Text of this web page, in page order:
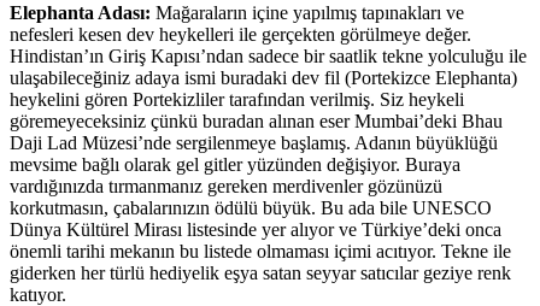
Elephanta Adası: Mağaraların içine yapılmış tapınakları ve
nefesleri kesen dev heykelleri ile gerçekten görülmeye değer.
Hindistan’ın Giriş Kapısı’ndan sadece bir saatlik tekne yolculuğu ile
ulaşabileceğiniz adaya ismi buradaki dev fil (Portekizce Elephanta)
heykelini gören Portekizliler tarafından verilmiş. Siz heykeli
göremeyeceksiniz çünkü buradan alınan eser Mumbai’deki Bhau
Daji Lad Müzesi’nde sergilenmeye başlamış. Adanın büyüklüğü
mevsime bağlı olarak gel gitler yüzünden değişiyor. Buraya
vardığınızda tırmanmanız gereken merdivenler gözünüzü
korkutmasın, çabalarınızın ödülü büyük. Bu ada bile UNESCO
Dünya Kültürel Mirası listesinde yer alıyor ve Türkiye’deki onca
önemli tarihi mekanın bu listede olmaması içimi acıtıyor. Tekne ile
giderken her türlü hediyelik eşya satan seyyar satıcılar geziye renk
katıyor.